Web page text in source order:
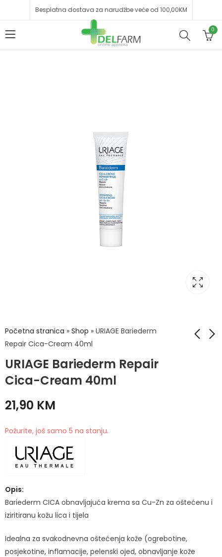
Besplatna dostava za narudžbe veće od 100,00KM
0
Početna stranica » Shop » URIAGE Bariederm
Repair Cica-Cream 40ml
URIAGE Bariederm Repair
Cica-Cream 40ml
Uriage Bariéderm
URIAGE Bariederm
21,90 KM
Požurite, još samo 5 na stanju.
Opis:
Bariederm CICA obnavljajuća krema sa Cu-Zn za oštećenu i
iziritiranu kožu lica i tijela
Idealna za svakodnevna oštećenja kože (ogrebotine,
posjekotine, inflamacije, pelenski ojed, obnavljanje kože